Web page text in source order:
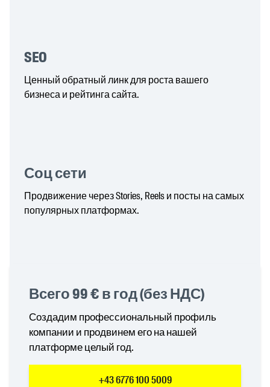
SEO
Ценный обратный линк для роста вашего
бизнеса и рейтинга сайта.
Соц сети
Продвижение через Stories, Reels и посты на самых
популярных платформах.
Всего 99 € в год (без НДС)
Создадим профессиональный профиль
компании и продвинем его на нашей
платформе целый год.
+43 6776 100 5009